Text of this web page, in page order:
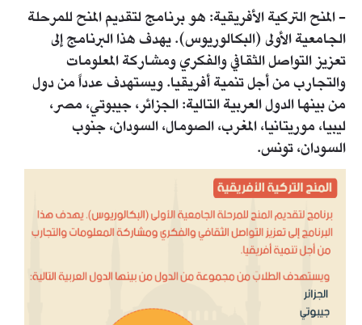
- المنح التركية الأفريقية: هو برنامج لتقديم المنح للمرحلة
الجامعية الأولى (البكالوريوس). يهدف هذا البرنامج إلى
تعزيز التواصل الثقافي والفكري ومشاركة المعلومات
والتجارب من أجل تنمية أفريقيا. ويستهدف عدداً من دول
من بينها الدول العربية التالية: الجزائر، جيبوتي، مصر،
ليبيا، موريتانيا، المغرب، الصومال، السودان، جنوب
السودان، تونس.